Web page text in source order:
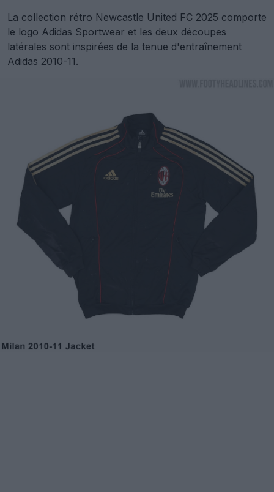
La collection rétro Newcastle United FC 2025 comporte
le logo Adidas Sportwear et les deux découpes
latérales sont inspirées de la tenue d'entraînement
Adidas 2010-11.